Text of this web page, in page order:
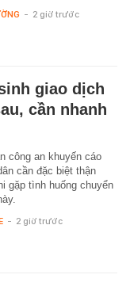
- 2 giờ trước
giao dịch
cần nhanh
công an khuyến cáo
cần đặc biệt thận
gặp tình huống chuyển
- 2 giờ trước